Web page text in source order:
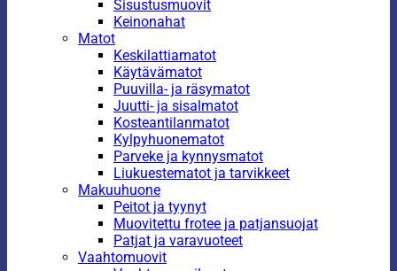
Sisustusmuovit
Keinonahat
Matot
Keskilattiamatot
Käytävämatot
Puuvilla- ja räsymatot
Juutti- ja sisalmatot
Kosteantilanmatot
Kylpyhuonematot
Parveke ja kynnysmatot
Liukuestematot ja tarvikkeet
Makuuhuone
Peitot ja tyynyt
Muovitettu frotee ja patjansuojat
Patjat ja varavuoteet
Vaahtomuovit